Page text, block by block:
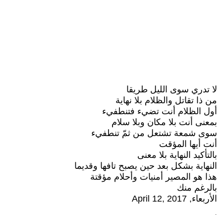
لا تدري سوى الليل طريقا
من ذا تقاتل والظلام بلا نهاية
أول الظلام أنت تضيء فتنطفيء
بمعنى أنت بلا مكان وبلا سلام
سوى شمعة تشتعل من ثمّ تنطفيء
أنت أيها المؤقت
بالتأكيد النهاية بلا معنى
النهاية بشكل بعد حين يصبح تافها وقديما
هذا هو المصير أمنيات وأحلام مؤقتة
بالرغم منك
الأربعاء, April 12, 2017